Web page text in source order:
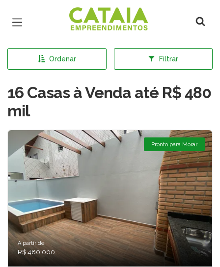
Página inicial
Ordenar Filtrar
16 Casas à Venda até R$ 480
mil
Pronto para Morar
A partir de:
R$ 480.000